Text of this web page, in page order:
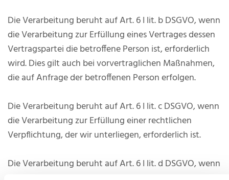
Die Verarbeitung beruht auf Art. 6 I lit. b DSGVO, wenn
die Verarbeitung zur Erfüllung eines Vertrages dessen
Vertragspartei die betroffene Person ist, erforderlich
wird. Dies gilt auch bei vorvertraglichen Maßnahmen,
die auf Anfrage der betroffenen Person erfolgen.
Die Verarbeitung beruht auf Art. 6 I lit. c DSGVO, wenn
die Verarbeitung zur Erfüllung einer rechtlichen
Verpflichtung, der wir unterliegen, erforderlich ist.
Die Verarbeitung beruht auf Art. 6 I lit. d DSGVO, wenn